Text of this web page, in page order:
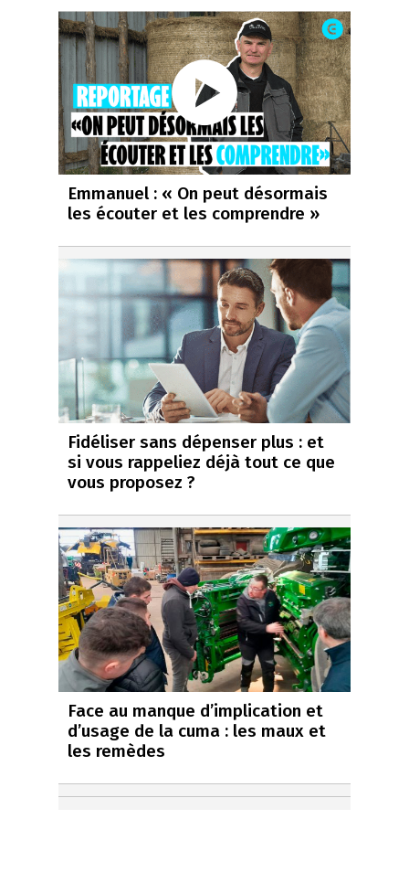
Emmanuel : « On peut désormais
les écouter et les comprendre »
Fidéliser sans dépenser plus : et
si vous rappeliez déjà tout ce que
vous proposez ?
Face au manque d’implication et
d’usage de la cuma : les maux et
les remèdes